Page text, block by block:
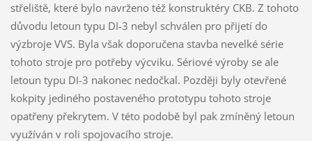
střeliště, které bylo navrženo též konstruktéry CKB. Z tohoto
důvodu letoun typu DI-3 nebyl schválen pro přijetí do
výzbroje VVS. Byla však doporučena stavba nevelké série
tohoto stroje pro potřeby výcviku. Sériové výroby se ale
letoun typu DI-3 nakonec nedočkal. Později byly otevřené
kokpity jediného postaveného prototypu tohoto stroje
opatřeny překrytem. V této podobě byl pak zmíněný letoun
využíván v roli spojovacího stroje.